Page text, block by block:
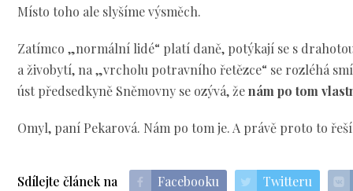
Místo toho ale slyšíme výsměch.
Zatímco „normální lidé“ platí daně, potýkají se s
a živobytí, na „vrcholu potravního řetězce“ se rozléhá
úst předsedkyně Sněmovny se ozývá, ženám po tom
Omyl, paní Pekarová. Nám po tom je. A právě proto to
Sdílejte článek na Facebooku Twitteru